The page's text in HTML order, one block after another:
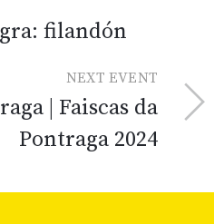
filandón
NEXT EVENT
| Faiscas da
Pontraga 2024